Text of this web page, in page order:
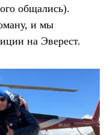
общались).
и мы
на Эверест.